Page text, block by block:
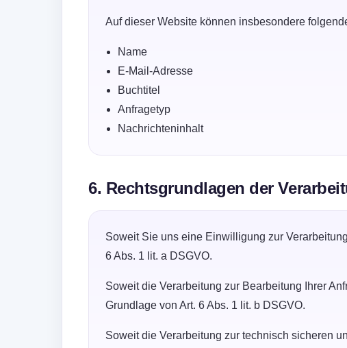
Auf dieser Website können insbesondere
Name
E-Mail-Adresse
Buchtitel
Anfragetyp
Nachrichteninhalt
6. Rechtsgrundlagen der
Soweit Sie uns eine Einwilligung zur
6 Abs. 1 lit. a DSGVO.
Soweit die Verarbeitung zur Bearbeitung Ihrer
Grundlage von Art. 6 Abs. 1 lit. b DSGVO.
Soweit die Verarbeitung zur technisch sicheren